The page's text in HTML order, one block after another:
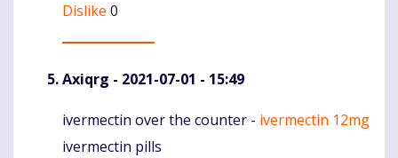
Dislike 0
Axiqrg - 2021-07-01 - 15:49
Komentaras
ivermectin over the counter - ivermectin 12mg
ivermectin pills